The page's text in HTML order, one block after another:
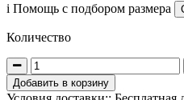
i Помощь с подбором размера
Количество
Добавить в корзину